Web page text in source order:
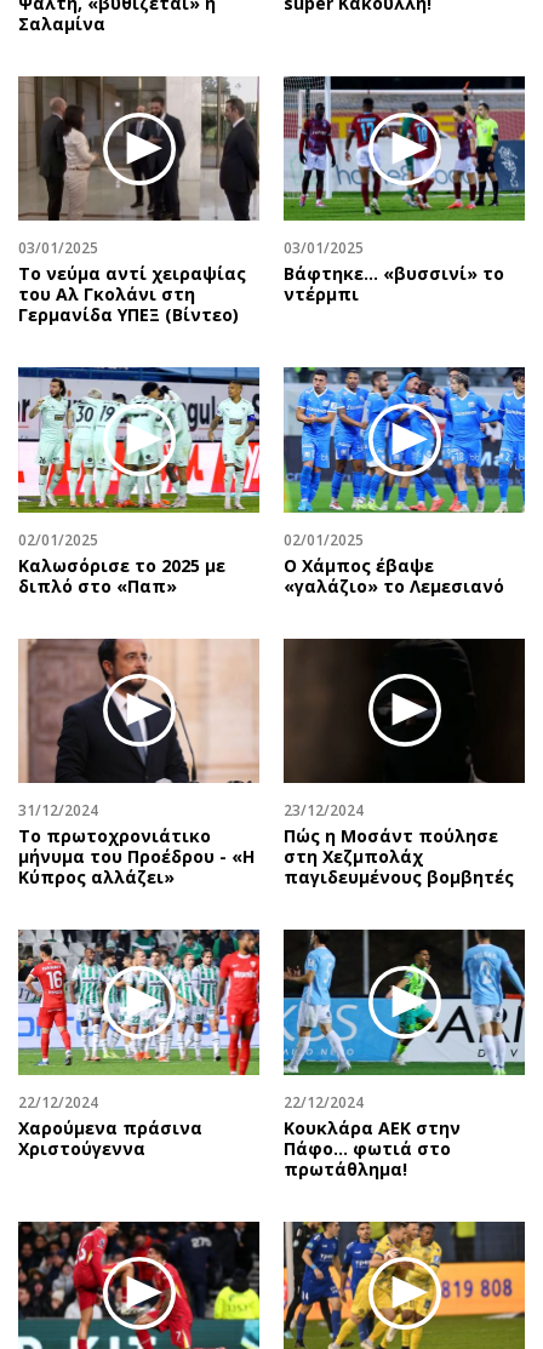
Σαλαμίνα
03/01/2025
Το νεύμα αντί χειραψίας
του Αλ Γκολάνι στη
Γερμανίδα ΥΠΕΞ (Βίντεο)
03/01/2025
Βάφτηκε... «βυσσινί» το
ντέρμπι
02/01/2025
Καλωσόρισε το 2025 με
διπλό στο «Παπ»
02/01/2025
Ο Χάμπος έβαψε
«γαλάζιο» το Λεμεσιανό
31/12/2024
Το πρωτοχρονιάτικο
μήνυμα του Προέδρου - «Η
Κύπρος αλλάζει»
23/12/2024
Πώς η Μοσάντ πούλησε
στη Χεζμπολάχ
παγιδευμένους βομβητές
22/12/2024
Χαρούμενα πράσινα
Χριστούγεννα
22/12/2024
Κουκλάρα ΑΕΚ στην
Πάφο… φωτιά στο
πρωτάθλημα!